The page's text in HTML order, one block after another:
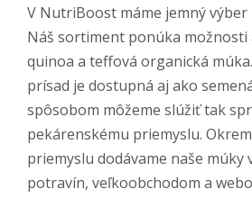
V NutriBoost máme jemný výber
Náš sortiment ponúka možnosti
quinoa a teffová organická
prísad je dostupná aj ako
spôsobom môžeme slúžiť tak
pekárenskému priemyslu.
priemyslu dodávame naše múky
potravín, veľkoobchodom a